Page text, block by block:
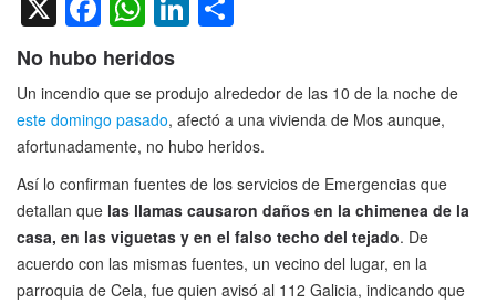
No hubo heridos
Un incendio que se produjo alrededor de las 10 de la noche de
este domingo pasado, afectó a una vivienda de Mos aunque,
afortunadamente, no hubo heridos.
Así lo confirman fuentes de los servicios de Emergencias que
detallan que las llamas causaron daños en la chimenea de la
casa, en las viguetas y en el falso techo del tejado. De
acuerdo con las mismas fuentes, un vecino del lugar, en la
parroquia de Cela, fue quien avisó al 112 Galicia, indicando que